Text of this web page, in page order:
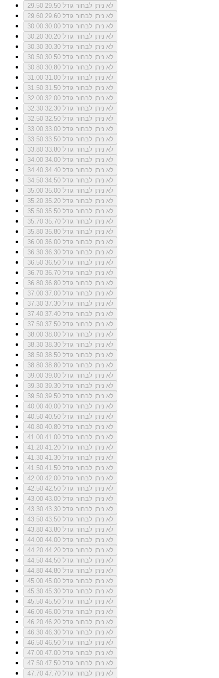
29.50
לא ניתן לבחור גודל 29.50
29.60
לא ניתן לבחור גודל 29.60
30.00
לא ניתן לבחור גודל 30.00
30.20
לא ניתן לבחור גודל 30.20
30.30
לא ניתן לבחור גודל 30.30
30.50
לא ניתן לבחור גודל 30.50
30.80
לא ניתן לבחור גודל 30.80
31.00
לא ניתן לבחור גודל 31.00
31.50
לא ניתן לבחור גודל 31.50
32.00
לא ניתן לבחור גודל 32.00
32.30
לא ניתן לבחור גודל 32.30
32.50
לא ניתן לבחור גודל 32.50
33.00
לא ניתן לבחור גודל 33.00
33.50
לא ניתן לבחור גודל 33.50
33.80
לא ניתן לבחור גודל 33.80
34.00
לא ניתן לבחור גודל 34.00
34.40
לא ניתן לבחור גודל 34.40
34.50
לא ניתן לבחור גודל 34.50
35.00
לא ניתן לבחור גודל 35.00
35.20
לא ניתן לבחור גודל 35.20
35.50
לא ניתן לבחור גודל 35.50
35.70
לא ניתן לבחור גודל 35.70
35.80
לא ניתן לבחור גודל 35.80
36.00
לא ניתן לבחור גודל 36.00
36.30
לא ניתן לבחור גודל 36.30
36.50
לא ניתן לבחור גודל 36.50
36.70
לא ניתן לבחור גודל 36.70
36.80
לא ניתן לבחור גודל 36.80
37.00
לא ניתן לבחור גודל 37.00
37.30
לא ניתן לבחור גודל 37.30
37.40
לא ניתן לבחור גודל 37.40
37.50
לא ניתן לבחור גודל 37.50
38.00
לא ניתן לבחור גודל 38.00
38.30
לא ניתן לבחור גודל 38.30
38.50
לא ניתן לבחור גודל 38.50
38.80
לא ניתן לבחור גודל 38.80
39.00
לא ניתן לבחור גודל 39.00
39.30
לא ניתן לבחור גודל 39.30
39.50
לא ניתן לבחור גודל 39.50
40.00
לא ניתן לבחור גודל 40.00
40.50
לא ניתן לבחור גודל 40.50
40.80
לא ניתן לבחור גודל 40.80
41.00
לא ניתן לבחור גודל 41.00
41.20
לא ניתן לבחור גודל 41.20
41.30
לא ניתן לבחור גודל 41.30
41.50
לא ניתן לבחור גודל 41.50
42.00
לא ניתן לבחור גודל 42.00
42.50
לא ניתן לבחור גודל 42.50
43.00
לא ניתן לבחור גודל 43.00
43.30
לא ניתן לבחור גודל 43.30
43.50
לא ניתן לבחור גודל 43.50
43.80
לא ניתן לבחור גודל 43.80
44.00
לא ניתן לבחור גודל 44.00
44.20
לא ניתן לבחור גודל 44.20
44.50
לא ניתן לבחור גודל 44.50
44.80
לא ניתן לבחור גודל 44.80
45.00
לא ניתן לבחור גודל 45.00
45.30
לא ניתן לבחור גודל 45.30
45.50
לא ניתן לבחור גודל 45.50
46.00
לא ניתן לבחור גודל 46.00
46.20
לא ניתן לבחור גודל 46.20
46.30
לא ניתן לבחור גודל 46.30
46.50
לא ניתן לבחור גודל 46.50
47.00
לא ניתן לבחור גודל 47.00
47.50
לא ניתן לבחור גודל 47.50
47.70
לא ניתן לבחור גודל 47.70